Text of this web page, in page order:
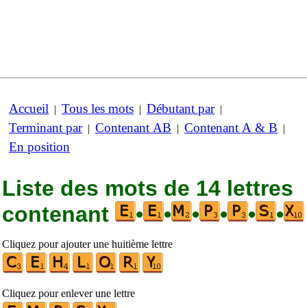
Accueil | Tous les mots | Débutant par|
Terminant par| Contenant AB | Contenant A & B |
En position
Liste des mots de 14 lettres
contenant
• • • • • •
Cliquez pour ajouter une huitième lettre
Cliquez pour enlever une lettre